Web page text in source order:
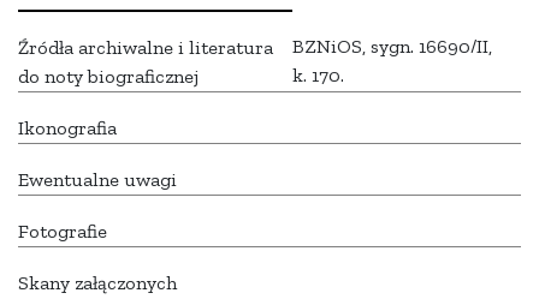
Źródła archiwalne i literatura
do noty biograficznej
BZNiOS, sygn. 16690/II,
k. 170.
Ikonografia
Ewentualne uwagi
Fotografie
Skany załączonych